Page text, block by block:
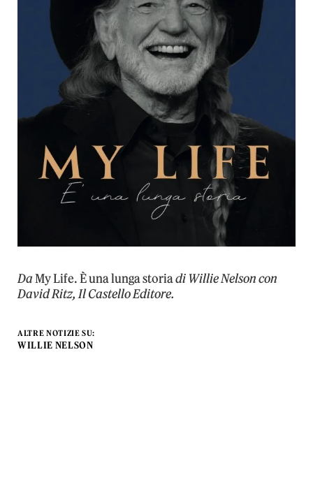
DaMy Life. È una lunga storiadi Willie Nelson con
David Ritz, Il Castello Editore.
ALTRE NOTIZIE SU:
WILLIE NELSON